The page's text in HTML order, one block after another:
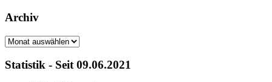
Archiv
Archiv
Statistik - Seit 09.06.2021